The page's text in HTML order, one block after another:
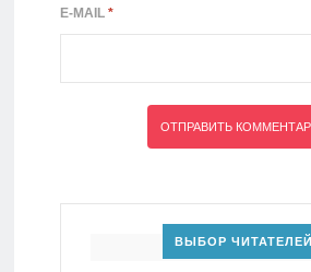
E-MAIL *
ВЫБОР ЧИТАТЕЛЕЙ